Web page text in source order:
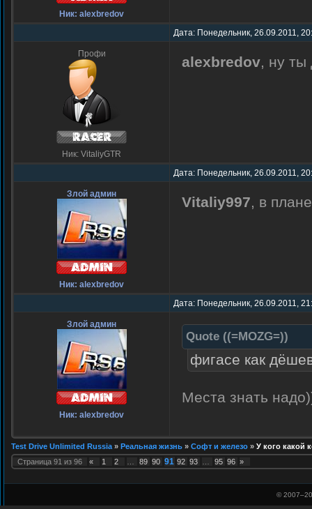
Ник: alexbredov
Дата: Понедельник, 26.09.2011,
Профи
Ник: VitaliyGTR
alexbredov, ну
Дата: Понедельник, 26.09.2011,
Злой админ
Ник: alexbredov
Vitaliy997, в
Дата: Понедельник, 26.09.2011,
Злой админ
Ник: alexbredov
Quote ((=MOZG=))
фигасе как
Места знать
Test Drive Unlimited Russia » Реальная жизнь » Софт и железо » У кого какой
Страница 91 из 96 « 1 2 89 90 91 92 93 95 96 »
© 2007–